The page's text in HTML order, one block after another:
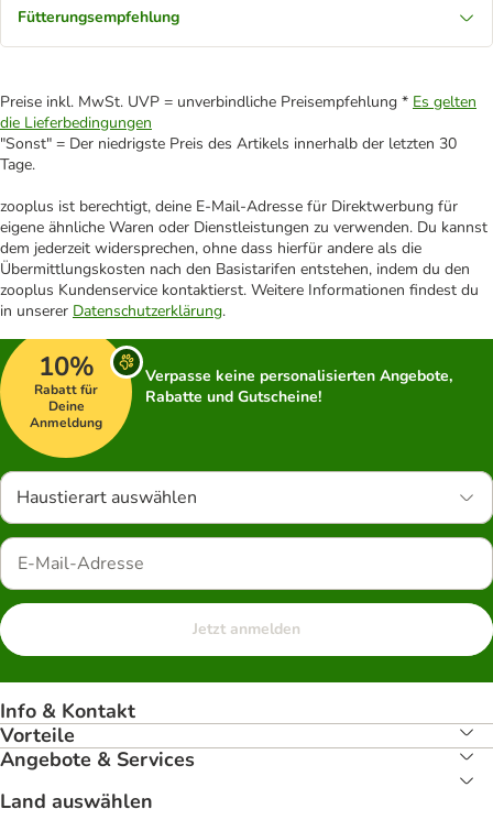
Fütterungsempfehlung
Preise inkl. MwSt. UVP = unverbindliche Preisempfehlung * Es gelten
die Lieferbedingungen
"Sonst" = Der niedrigste Preis des Artikels innerhalb der letzten 30
Tage.
zooplus ist berechtigt, deine E-Mail-Adresse für Direktwerbung für
eigene ähnliche Waren oder Dienstleistungen zu verwenden. Du kannst
dem jederzeit widersprechen, ohne dass hierfür andere als die
Übermittlungskosten nach den Basistarifen entstehen, indem du den
zooplus Kundenservice kontaktierst. Weitere Informationen findest du
in unserer Datenschutzerklärung.
10%
Rabatt für
Deine
Anmeldung
Verpasse keine personalisierten Angebote,
Rabatte und Gutscheine!
Haustierart auswählen
Jetzt anmelden
Info & Kontakt
Vorteile
Angebote & Services
Land auswählen